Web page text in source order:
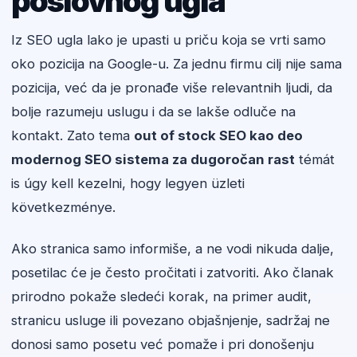
Iz SEO ugla lako je upasti u priču koja se vrti samo
oko pozicija na Google-u. Za jednu firmu cilj nije sama
pozicija, već da je pronađe više relevantnih ljudi, da
bolje razumeju uslugu i da se lakše odluče na
kontakt. Zato tema out of stock SEO kao deo
modernog SEO sistema za dugoročan rast témát
is úgy kell kezelni, hogy legyen üzleti
következménye.
Ako stranica samo informiše, a ne vodi nikuda dalje,
posetilac će je često pročitati i zatvoriti. Ako članak
prirodno pokaže sledeći korak, na primer audit,
stranicu usluge ili povezano objašnjenje, sadržaj ne
donosi samo posetu već pomaže i pri donošenju